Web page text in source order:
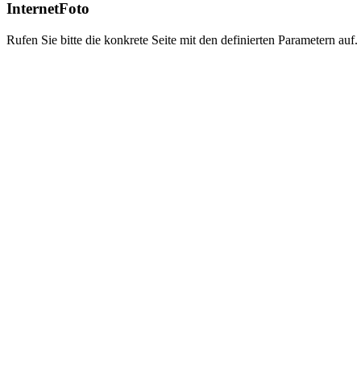
InternetFoto
Rufen Sie bitte die konkrete Seite mit den definierten Parametern auf.